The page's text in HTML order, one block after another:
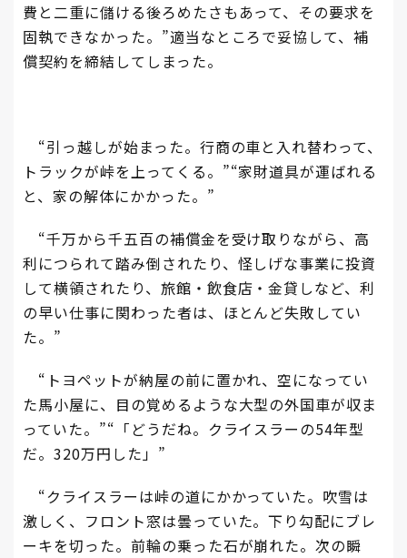
費と二重に儲ける後ろめたさもあって、その要求を
固執できなかった。”適当なところで妥協して、補
償契約を締結してしまった。
“引っ越しが始まった。行商の車と入れ替わって、
トラックが峠を上ってくる。”“家財道具が運ばれる
と、家の解体にかかった。”
“千万から千五百の補償金を受け取りながら、高
利につられて踏み倒されたり、怪しげな事業に投資
して横領されたり、旅館・飲食店・金貸しなど、利
の早い仕事に関わった者は、ほとんど失敗してい
た。”
“トヨペットが納屋の前に置かれ、空になってい
た馬小屋に、目の覚めるような大型の外国車が収ま
っていた。”“「どうだね。クライスラーの54年型
だ。320万円した」”
“クライスラーは峠の道にかかっていた。吹雪は
激しく、フロント窓は曇っていた。下り勾配にブレ
ーキを切った。前輪の乗った石が崩れた。次の瞬